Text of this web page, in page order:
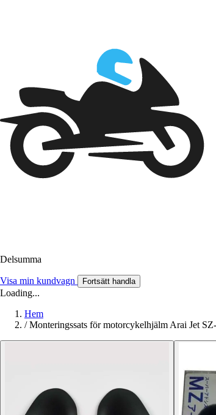
Delsumma
Visa min kundvagn Fortsätt handla
Loading...
Hem
/ Monteringssats för motorcykelhjälm Arai Jet